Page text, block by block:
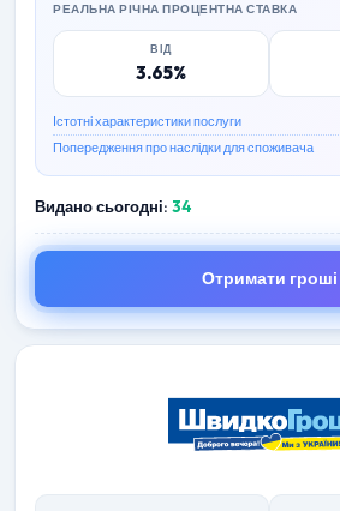
РЕАЛЬНА РІЧНА ПРОЦЕНТНА СТАВКА
ВІД
3.65%
Істотні характеристики послуги
Попередження про наслідки для споживача
Видано сьогодні: 34
Отримати гроші